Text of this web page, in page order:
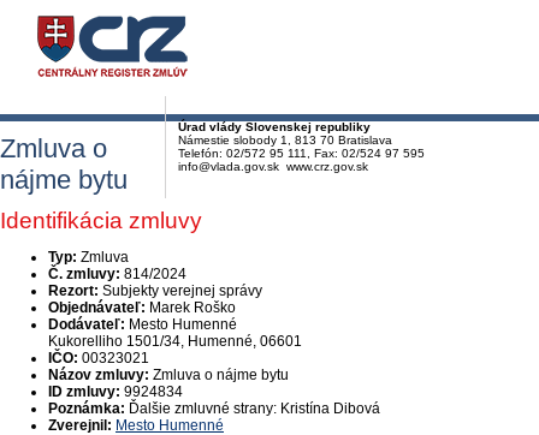
Úrad vlády Slovenskej republiky
Námestie slobody 1, 813 70 Bratislava
Telefón: 02/572 95 111, Fax: 02/524 97 595
info@vlada.gov.sk www.crz.gov.sk
Zmluva o
nájme bytu
Identifikácia zmluvy
Typ: Zmluva
Č. zmluvy: 814/2024
Rezort: Subjekty verejnej správy
Objednávateľ: Marek Roško
Dodávateľ: Mesto Humenné
Kukorelliho 1501/34, Humenné, 06601
IČO: 00323021
Názov zmluvy: Zmluva o nájme bytu
ID zmluvy: 9924834
Poznámka: Ďalšie zmluvné strany: Kristína Dibová
Zverejnil: Mesto Humenné